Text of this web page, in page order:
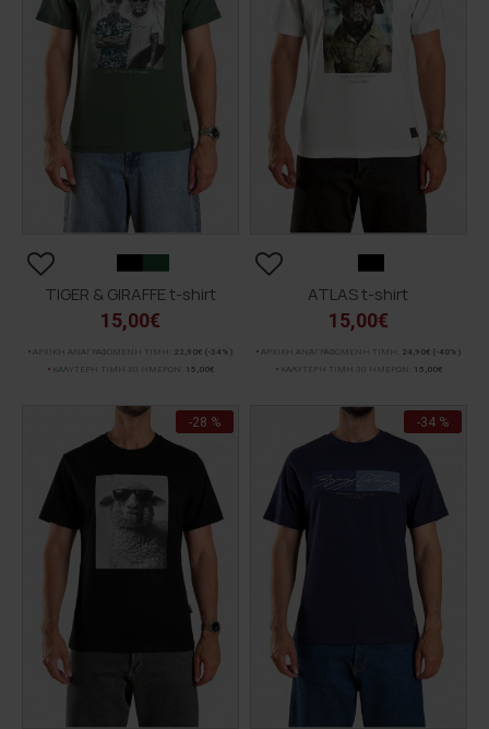
TIGER & GIRAFFE t-shirt
15,00€
ΑΡΧΙΚΗ ΑΝΑΓΡΑΦΟΜΕΝΗ ΤΙΜΗ: 22,90€ (-34%)
ΚΑΛΥΤΕΡΗ ΤΙΜΗ 30 ΗΜΕΡΩΝ:
15,00€
ATLAS t-shirt
15,00€
ΑΡΧΙΚΗ ΑΝΑΓΡΑΦΟΜΕΝΗ ΤΙΜΗ: 24,90€ (-40%)
ΚΑΛΥΤΕΡΗ ΤΙΜΗ 30 ΗΜΕΡΩΝ:
15,00€
-28 % -34 %